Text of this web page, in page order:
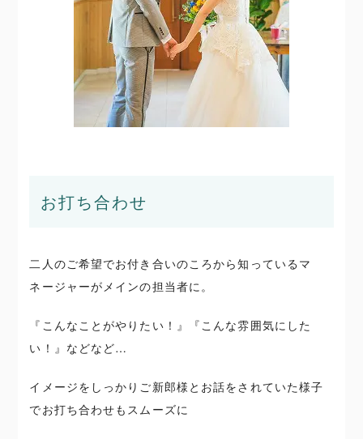
お打ち合わせ
二人のご希望でお付き合いのころから知っているマ
ネージャーがメインの担当者に。
『こんなことがやりたい！』『こんな雰囲気にした
い！』などなど…
イメージをしっかりご新郎様とお話をされていた様子
でお打ち合わせもスムーズに